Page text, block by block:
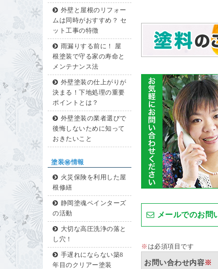
外壁と屋根のリフォー
ムは同時がおすすめ？ セ
ット工事の特徴
雨漏りする前に！ 屋
根塗装で守る家の寿命と
メンテナンス法
外壁塗装の仕上がりが
決まる！下地処理の重要
ポイントとは？
外壁塗装の業者選びで
後悔しないために知って
おきたいこと
塗装㊙情報
火災保険を利用した屋
根修繕
静岡塗魂ペインターズ
の活動
大切な高圧洗浄の落と
し穴！
手遅れにならない築8
年目のクリアー塗装
メールでのお問
※ は必須項目です
お問い合わせ内容※